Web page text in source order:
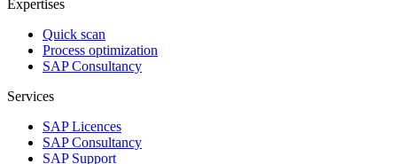
Expertises
Quick scan
Process optimization
SAP Consultancy
Services
SAP Licences
SAP Consultancy
SAP Support